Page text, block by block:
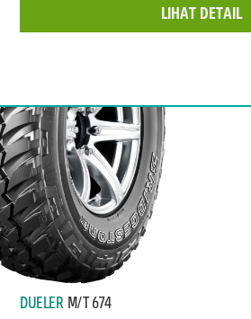
LIHAT DETAIL
DUELER M/T 674